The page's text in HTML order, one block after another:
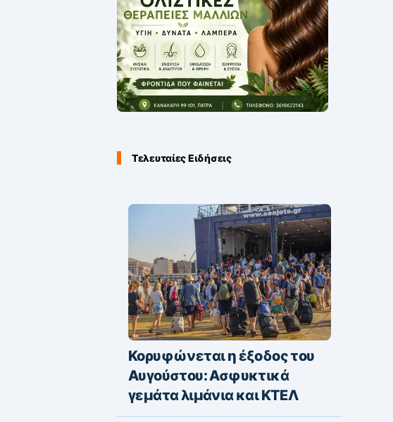
Τελευταίες Ειδήσεις
Κορυφώνεται η έξοδος του
Αυγούστου: Ασφυκτικά
γεμάτα λιμάνια και ΚΤΕΛ